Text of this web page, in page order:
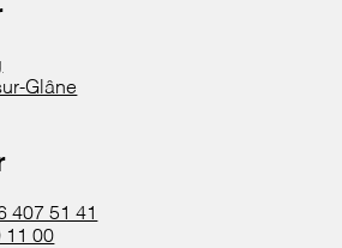
Glâne
407 51 41
11 00